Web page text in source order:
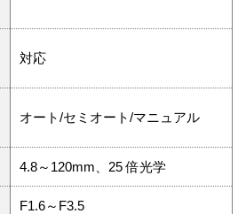
対応
オート/セミオート/マニュアル
4.8～120mm、25 倍光学
F1.6～F3.5